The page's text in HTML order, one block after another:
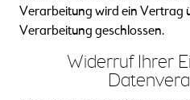
Verarbeitung wird ein Vertrag
Verarbeitung geschlossen.
Widerruf Ihrer